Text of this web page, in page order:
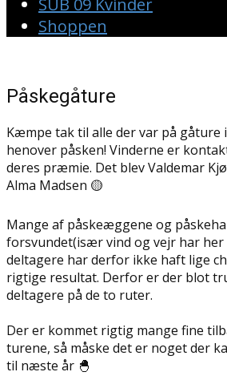
SUB 09 Kvinder
Shoppen
Påskegåture
Kæmpe tak til alle der var på
henover påsken! Vinderne er
deres præmie. Det blev Valdemar
Alma Madsen 🟡
Mange af påskeæggene og
forsvundet(især vind og vejr har her
deltagere har derfor ikke haft lige
rigtige resultat. Derfor er der blot
deltagere på de to ruter.
Der er kommet rigtig mange fine
turene, så måske det er noget der
til næste år 🐣